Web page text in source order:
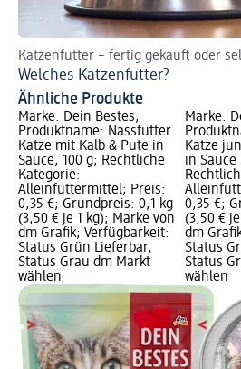
Katzenfutter – fertig gekauft oder
Welches Katzenfutter?
Ähnliche Produkte
Marke: Dein Bestes;
Produktname: Nassfutter
Katze mit Kalb & Pute in
Sauce, 100 g; Rechtliche
Kategorie:
Alleinfuttermittel; Preis:
0,35 €; Grundpreis: 0,1 kg
(3,50 € je 1 kg); Marke von
dm Grafik; Verfügbarkeit:
Status Grün Lieferbar,
Status Grau dm Markt
wählen
Marke:
Katze
in Sauce
0,35 €;
(3,50 €
dm
Status
Status
wählen